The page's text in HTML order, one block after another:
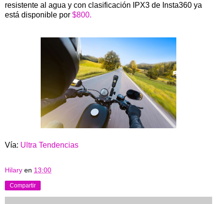
resistente al agua y con clasificación IPX3 de Insta360 ya
está disponible por $800.
Vía: Ultra Tendencias
Hilary en 13:00
Compartir